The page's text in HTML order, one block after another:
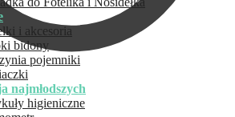
i akcesoria
bidony
pojemniki
najmłodszych
higieniczne